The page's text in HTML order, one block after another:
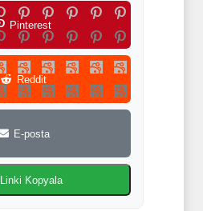
Pinterest
Reddit
E-posta
Linki Kopyala